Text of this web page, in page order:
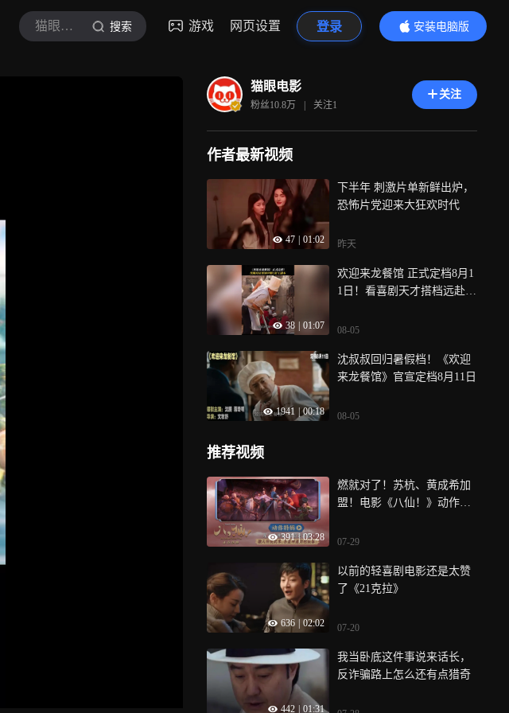
猫眼电影 搜索 游戏 网页设置 登录
安装电脑版
内容更精彩
猫眼电影
粉丝10.8万 | 关注1
关注
作者最新视频
47 01:02
下半年 刺激片单新鲜出炉，
恐怖片党迎来大狂欢时代
昨天
38 01:07
欢迎来龙餐馆 正式定档8月1
1日！看喜剧天才搭档远赴异
08-05
1941 00:18
沈叔叔回归暑假档！《欢迎
来龙餐馆》官宣定档8月11日
08-05
推荐视频
391 | 03:28
燃就对了！苏杭、黄成希加
盟！电影《八仙！》动作特
07-29
636 02:02
以前的轻喜剧电影还是太赞
了《21克拉》
07-20
442 01:31
我当卧底这件事说来话长，
反诈骗路上怎么还有点猎奇